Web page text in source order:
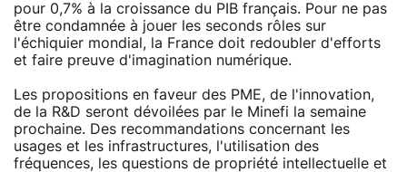
pour 0,7% à la croissance du PIB français. Pour ne pas
être condamnée à jouer les seconds rôles sur
l'échiquier mondial, la France doit redoubler d'efforts
et faire preuve d'imagination numérique.
Les propositions en faveur des PME, de l'innovation,
de la R&D seront dévoilées par le Minefi la semaine
prochaine. Des recommandations concernant les
usages et les infrastructures, l'utilisation des
fréquences, les questions de propriété intellectuelle et